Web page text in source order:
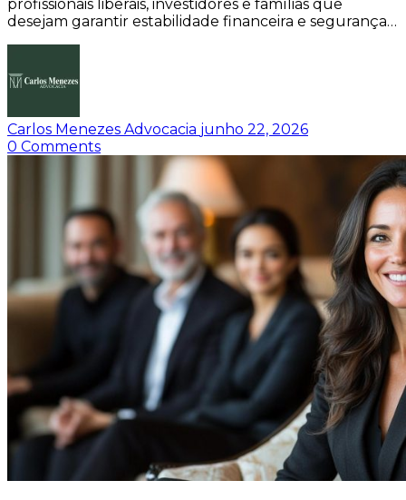
profissionais liberais, investidores e famílias que
desejam garantir estabilidade financeira e segurança…
Carlos Menezes Advocacia junho 22, 2026
0 Comments